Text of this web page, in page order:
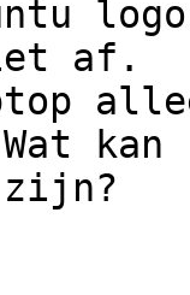
af.
kan